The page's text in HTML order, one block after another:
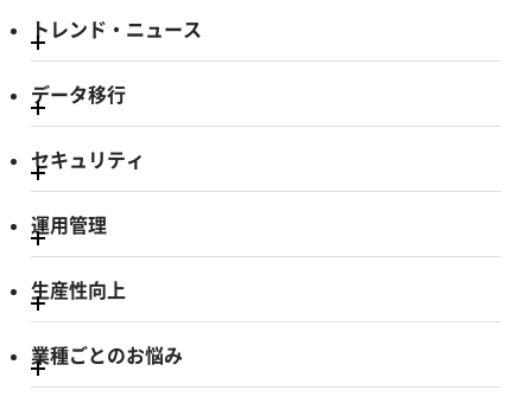
トレンド・ニュース
データ移行
セキュリティ
運用管理
生産性向上
業種ごとのお悩み